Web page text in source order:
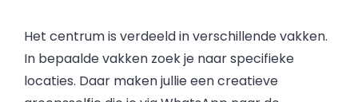
Het centrum is verdeeld in verschillende vakken.
In bepaalde vakken zoek je naar specifieke
locaties. Daar maken jullie een creatieve